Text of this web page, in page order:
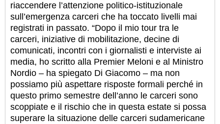
riaccendere l’attenzione politico-istituzionale
sull’emergenza carceri che ha toccato livelli mai
registrati in passato. “Dopo il mio tour tra le
carceri, iniziative di mobilitazione, decine di
comunicati, incontri con i giornalisti e interviste ai
media, ho scritto alla Premier Meloni e al Ministro
Nordio – ha spiegato Di Giacomo – ma non
possiamo più aspettare risposte formali perché in
questo primo semestre dell’anno le carceri sono
scoppiate e il rischio che in questa estate si possa
superare la situazione delle carceri sudamericane